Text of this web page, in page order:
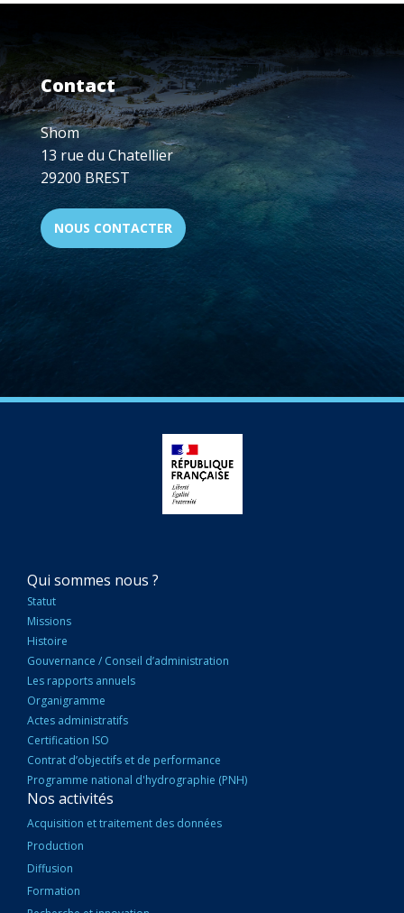
Contact
Shom
13 rue du Chatellier
29200 BREST
NOUS CONTACTER
NAVIGATION
PRINCIPALE
Qui sommes nous ?
Statut
Missions
Histoire
Gouvernance / Conseil d’administration
Les rapports annuels
Organigramme
Actes administratifs
Certification ISO
Contrat d’objectifs et de performance
Programme national d'hydrographie (PNH)
Nos activités
Acquisition et traitement des données
Production
Diffusion
Formation